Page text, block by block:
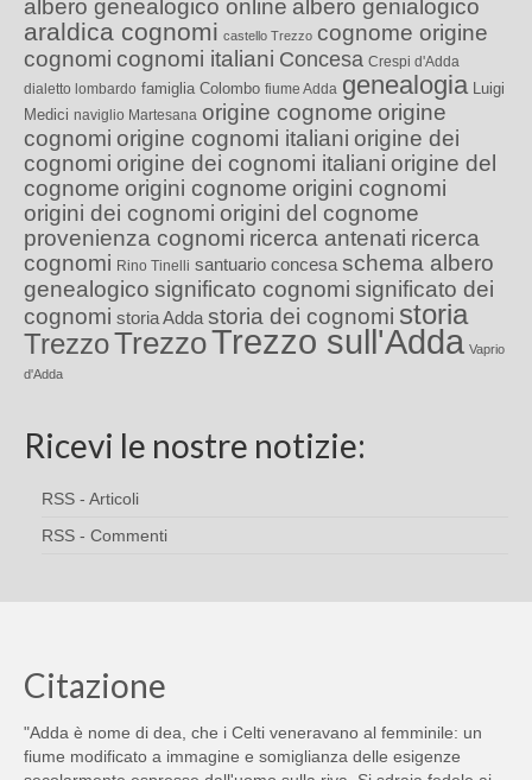
albero genealogico online albero genialogico
araldica cognomi castello Trezzo cognome origine
cognomi cognomi italiani Concesa Crespi d'Adda
dialetto lombardo famiglia Colombo fiume Adda genealogia Luigi
Medici naviglio Martesana origine cognome origine
cognomi origine cognomi italiani origine dei
cognomi origine dei cognomi italiani origine del
cognome origini cognome origini cognomi
origini dei cognomi origini del cognome
provenienza cognomi ricerca antenati ricerca
cognomi Rino Tinelli santuario concesa schema albero
genealogico significato cognomi significato dei
cognomi storia Adda storia dei cognomi storia
TrezzoTrezzoTrezzo sull'Adda Vaprio
d'Adda
Ricevi le nostre notizie:
RSS - Articoli
RSS - Commenti
Citazione
"Adda è nome di dea, che i Celti veneravano al femminile: un
fiume modificato a immagine e somiglianza delle esigenze